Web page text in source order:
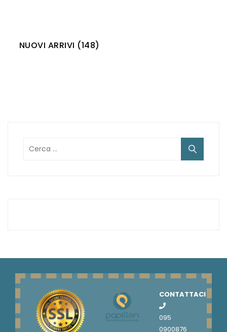
NUOVI ARRIVI (148)
per:
CONTATTACI
095
0900876